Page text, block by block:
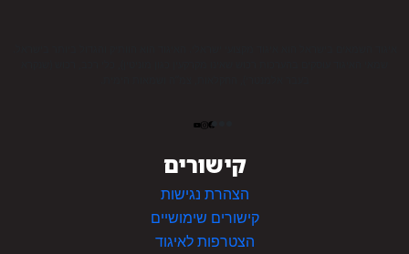
קישורים
הצהרת נגישות
קישורים שימושיים
הצטרפות לאיגוד